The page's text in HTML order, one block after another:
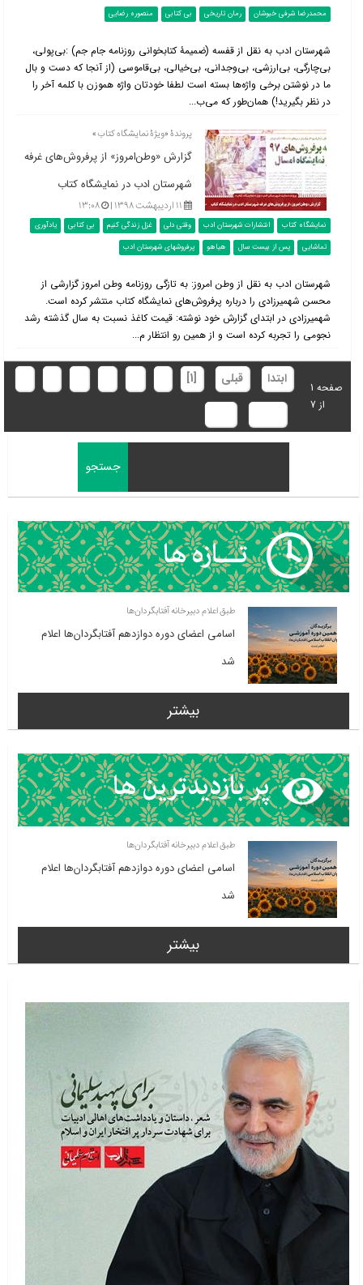
محمدرضا شرفی خبوشان رمان تاریخی بی کتابی منصوره رضایی
شهرستان ادب به نقل از قفسه (ضمیمۀ کتابخوانی روزنامه جام جم) :‌بی‌پولی،
بی‌چارگی، بی‌ارزشی، بی‌وجدانی، بی‌خیالی، بی‌قاموسی (از آنجا كه دست و بال
ما در نوشتن برخی واژه‌ها بسته است لطفا خودتان واژه هموزن با كلمه آخر را
در نظر بگیرید!) همان‌طور كه می‌ب...
پروندۀ «ویژۀ نمایشگاه کتاب»
گزارش «وطن‌امروز» از پرفروش‌های غرفه
شهرستان ادب در نمایشگاه کتاب
۱۱ اردیبهشت ۱۳۹۸ | ۱۳:۰۸
نمایشگاه کتاب انتشارات شهرستان ادب وقتی دلی غزل زندگی کنیم بی کتابی
یادآوری
تماشایی
پس از بیست سال هیاهو پرفروشهای شهرستان ادب
شهرستان ادب به نقل از وطن امروز: به تازگی روزنامه وطن امروز گزارشی از
محسن شهمیرزادی را درباره پرفروش‌های نمایشگاه کتاب منتشر کرده است.
شهمیرزادی در ابتدای گزارش خود نوشته: قیمت کاغذ نسبت به سال گذشته رشد
نجومی را تجربه کرده است و از همین رو انتظار م...
صفحه 1
از 7
ابتدا قبلی [1]
طبق اعلام دبیرخانه آفتابگردان‌ها
اسامی اعضای دوره دوازدهم آفتابگردان‌ها اعلام
شد
بیشتر
طبق اعلام دبیرخانه آفتابگردان‌ها
اسامی اعضای دوره دوازدهم آفتابگردان‌ها اعلام
شد
بیشتر